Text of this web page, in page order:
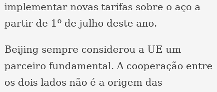
implementar novas tarifas sobre o aço a
partir de 1º de julho deste ano.
Beijing sempre considerou a UE um
parceiro fundamental. A cooperação entre
os dois lados não é a origem das